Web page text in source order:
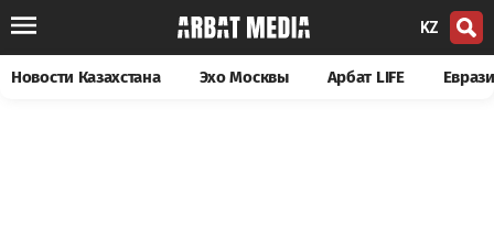
KZ
Новости Казахстана Эхо Москвы Арбат LIFE